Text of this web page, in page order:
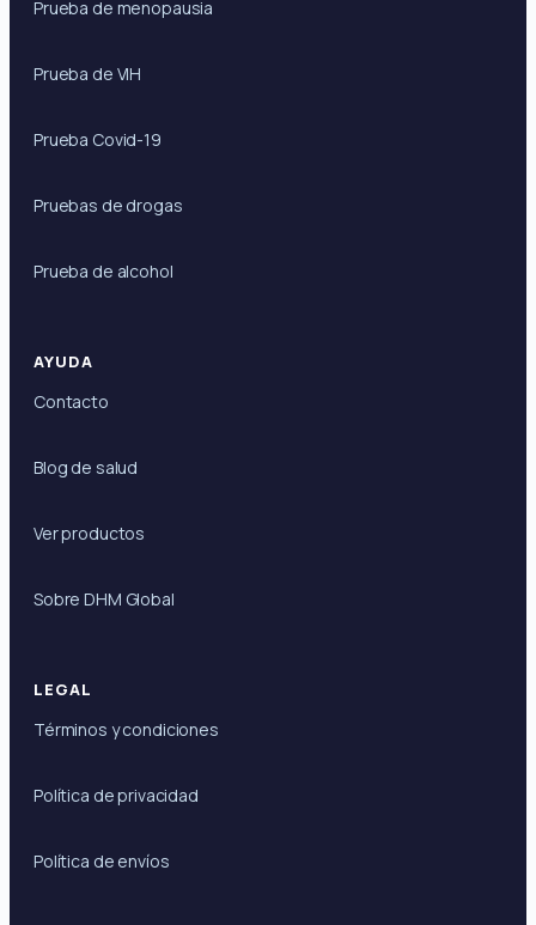
Prueba de menopausia
Prueba de VIH
Prueba Covid-19
Pruebas de drogas
Prueba de alcohol
AYUDA
Contacto
Blog de salud
Ver productos
Sobre DHM Global
LEGAL
Términos y condiciones
Política de privacidad
Política de envíos